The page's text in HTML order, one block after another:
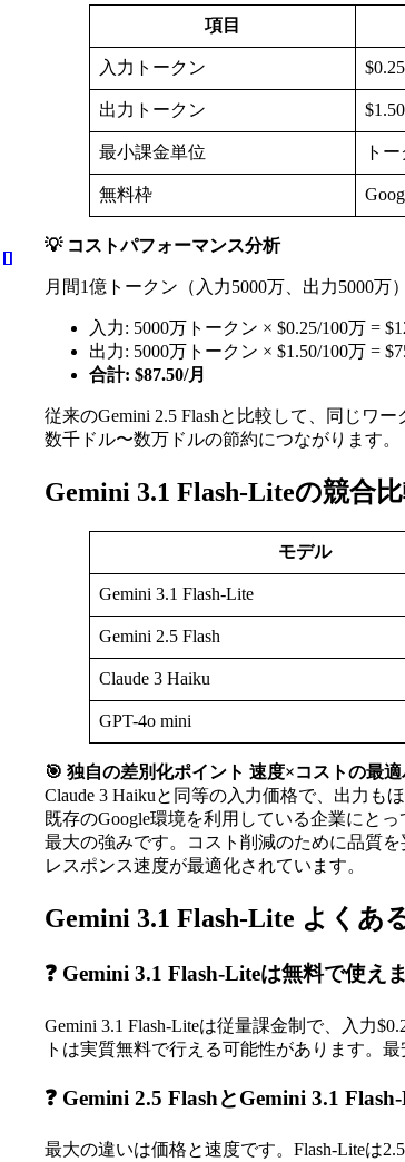
項目
入力トークン
出力トークン
最小課金単位 ト
無料枠
💡 コストパフォーマンス分析
月間1億トークン（入力5000万、出力5000万
入力: 5000万トークン × $0.25/100万 =
出力: 5000万トークン × $1.50/100万 =
合計: $87.50/月
従来のGemini 2.5 Flashと比較して、同じワ
数千ドル〜数万ドルの節約につながります。
Gemini 3.1 Flash-Liteの競合
モデル
Gemini 3.1 Flash-Lite
Gemini 2.5 Flash
Claude 3 Haiku
GPT-4o mini
🎯 独自の差別化ポイント 速度×コストの最
Claude 3 Haikuと同等の入力価格で、出力も
既存のGoogle環境を利用している企業にと
最大の強みです。コスト削減のために品質
レスポンス速度が最適化されています。
Gemini 3.1 Flash-Lite よくあ
❓ Gemini 3.1 Flash-Liteは無料で使え
Gemini 3.1 Flash-Liteは従量課金制で、入力
トは実質無料で行える可能性があります。
❓ Gemini 2.5 FlashとGemini 3.1
最大の違いは価格と速度です。Flash-Liteは